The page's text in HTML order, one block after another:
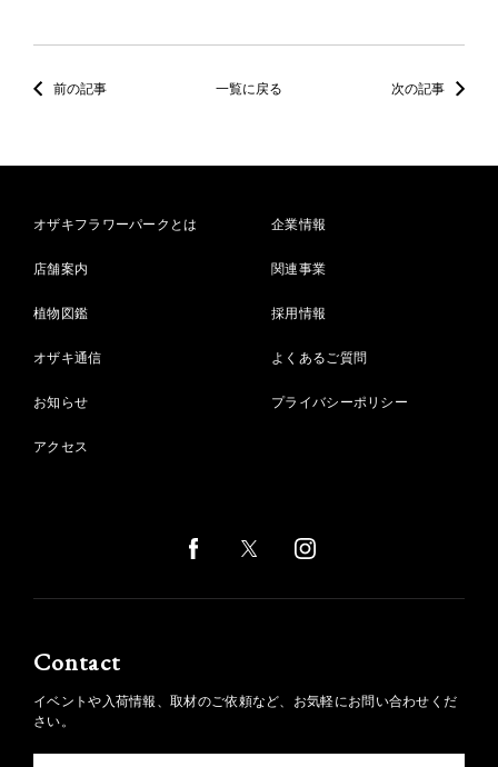
前の記事 一覧に戻る 次の記事
オザキフラワーパークとは
店舗案内
植物図鑑
オザキ通信
お知らせ
アクセス
企業情報
関連事業
採用情報
よくあるご質問
プライバシーポリシー
Contact
イベントや入荷情報、取材のご依頼など、お気軽にお問い合わせくだ
さい。